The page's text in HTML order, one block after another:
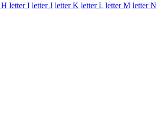
H letterI letterJ letterK letterL letterM letterN